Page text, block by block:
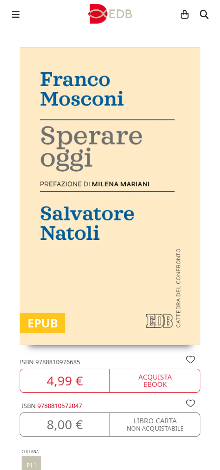
EPUB
ISBN 9788810976685
4,99 € ACQUISTA
EBOOK
ISBN 9788810572047
8,00 € LIBRO CARTA
NON ACQUISTABILE
COLLANA
P11